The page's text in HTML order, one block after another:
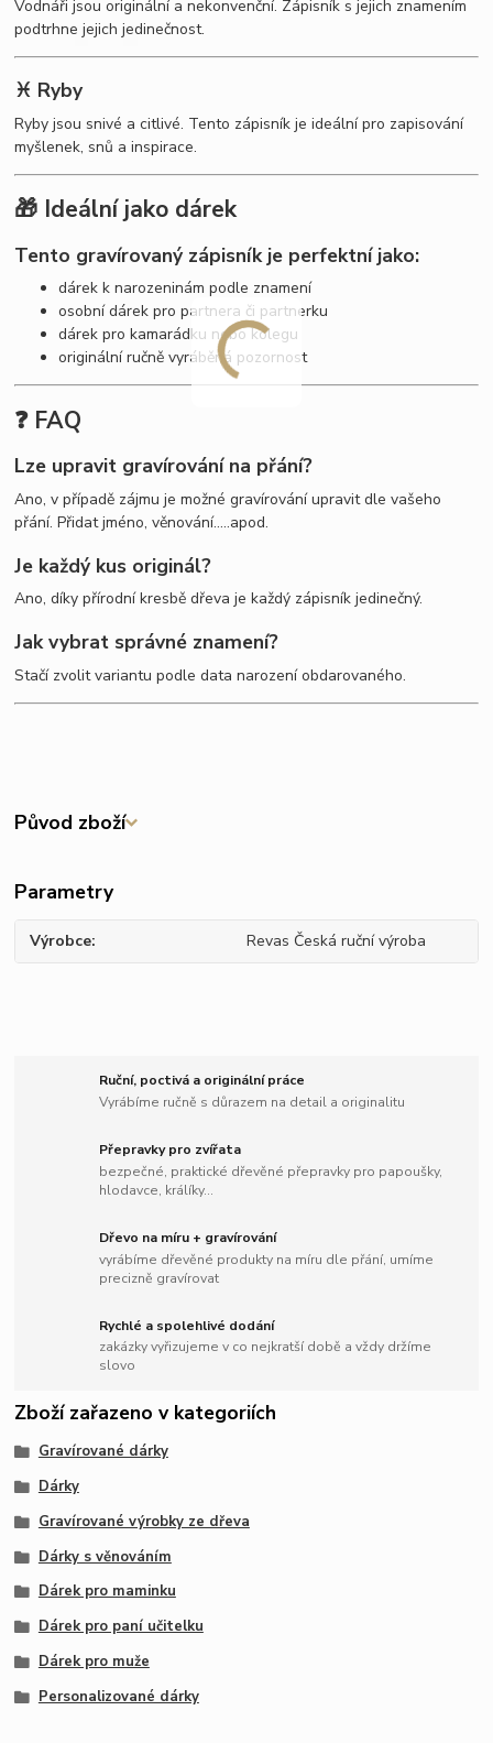
Vodnáři jsou originální a nekonvenční. Zápisník s jejich znamením
podtrhne jejich jedinečnost.
♓ Ryby
Ryby jsou snivé a citlivé. Tento zápisník je ideální pro zapisování
myšlenek, snů a inspirace.
🎁 Ideální jako dárek
Tento gravírovaný zápisník je perfektní jako:
dárek k narozeninám podle znamení
osobní dárek pro partnera či partnerku
dárek pro kamarádku nebo kolegu
originální ručně vyráběná pozornost
❓ FAQ
Lze upravit gravírování na přání?
Ano, v případě zájmu je možné gravírování upravit dle vašeho
přání. Přidat jméno, věnování.....apod.
Je každý kus originál?
Ano, díky přírodní kresbě dřeva je každý zápisník jedinečný.
Jak vybrat správné znamení?
Stačí zvolit variantu podle data narození obdarovaného.
Původ zboží
Parametry
Výrobce Revas Česká ruční výroba
Ruční, poctivá a originální práce
Vyrábíme ručně s důrazem na detail a originalitu
Přepravky pro zvířata
bezpečné, praktické dřevěné přepravky pro papoušky,
hlodavce, králíky...
Dřevo na míru + gravírování
vyrábíme dřevěné produkty na míru dle přání, umíme
precizně gravírovat
Rychlé a spolehlivé dodání
zakázky vyřizujeme v co nejkratší době a vždy držíme
slovo
Zboží zařazeno v kategoriích
Gravírované dárky
Dárky
Gravírované výrobky ze dřeva
Dárky s věnováním
Dárek pro maminku
Dárek pro paní učitelku
Dárek pro muže
Personalizované dárky